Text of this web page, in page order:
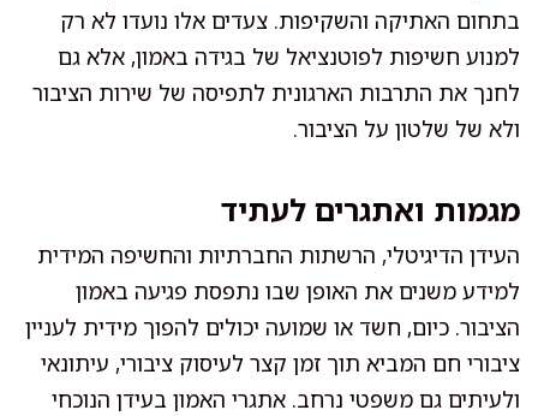
בתחום האתיקה והשקיפות. צעדים אלו נועדו לא רק
למנוע חשיפות לפוטנציאל של בגידה באמון, אלא גם
לחנך את התרבות הארגונית לתפיסה של שירות הציבור
ולא של שלטון על הציבור.
מגמות ואתגרים לעתיד
העידן הדיגיטלי, הרשתות החברתיות והחשיפה המידית
למידע משנים את האופן שבו נתפסת פגיעה באמון
הציבור. כיום, חשד או שמועה יכולים להפוך מידית לעניין
ציבורי חם המביא תוך זמן קצר לעיסוק ציבורי, עיתונאי
ולעיתים גם משפטי נרחב. אתגרי האמון בעידן הנוכחי